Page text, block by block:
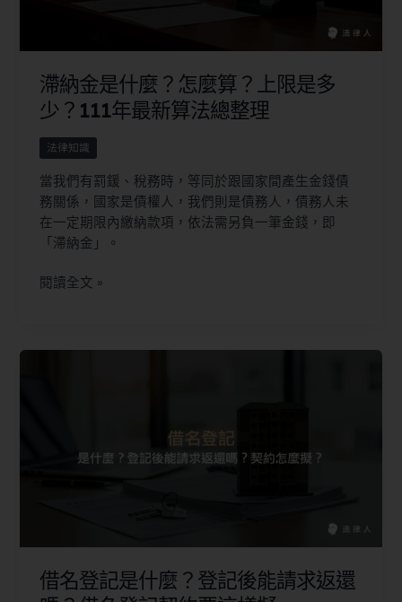
滯納金是什麼？怎麼算？上限是多
少？111年最新算法總整理
法律知識
當我們有罰鍰、稅務時，等同於跟國家間產生金錢債
務關係，國家是債權人，我們則是債務人，債務人未
在一定期限內繳納款項，依法需另負一筆金錢，即
「滯納金」。
閱讀全文 »
借名登記是什麼？登記後能請求返還